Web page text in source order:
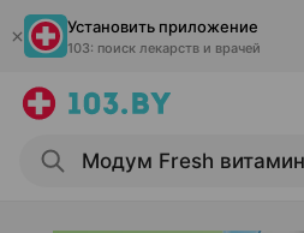
Установить приложение
103: поиск лекарств и врачей